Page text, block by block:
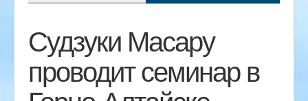
Судзуки Масару
проводит семинар в